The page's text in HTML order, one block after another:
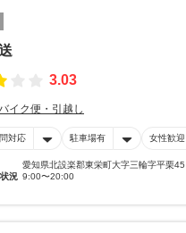
3.03
イク便・引越し
対応 駐車場有 女性歓迎
愛知県北設楽郡東栄町大字三輪字平栗45
況 9:00〜20:00